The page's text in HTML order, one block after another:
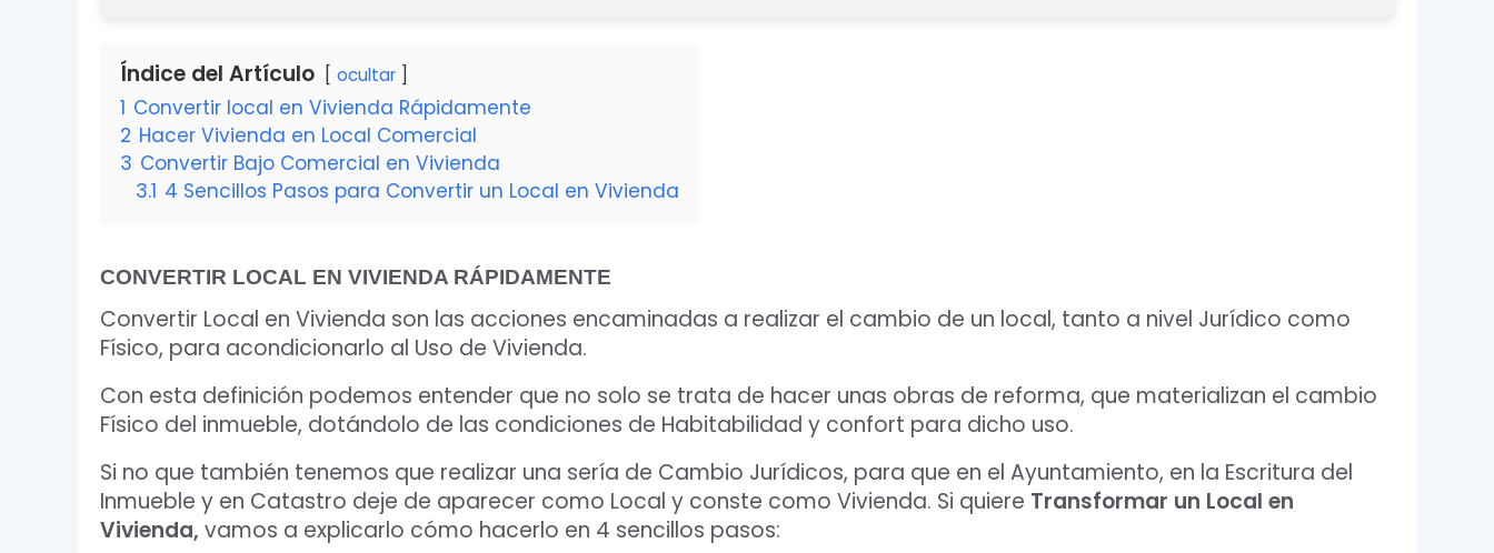
Índice del Artículo ocultar
1 Convertir local en Vivienda Rápidamente
2 Hacer Vivienda en Local Comercial
3 Convertir Bajo Comercial en Vivienda
3.1 4 Sencillos Pasos para Convertir un Local en Vivienda
CONVERTIR LOCAL EN VIVIENDA RÁPIDAMENTE
Convertir Local en Vivienda son las acciones encaminadas a realizar el cambio de un local, tanto a nivel Jurídico como
Físico, para acondicionarlo al Uso de Vivienda.
Con esta definición podemos entender que no solo se trata de hacer unas obras de reforma, que materializan el cambio
Físico del inmueble, dotándolo de las condiciones de Habitabilidad y confort para dicho uso.
Si no que también tenemos que realizar una sería de Cambio Jurídicos, para que en el Ayuntamiento, en la Escritura del
Inmueble y en Catastro deje de aparecer como Local y conste como Vivienda. Si quiere Transformar un Local en
Vivienda, vamos a explicarlo cómo hacerlo en 4 sencillos pasos: